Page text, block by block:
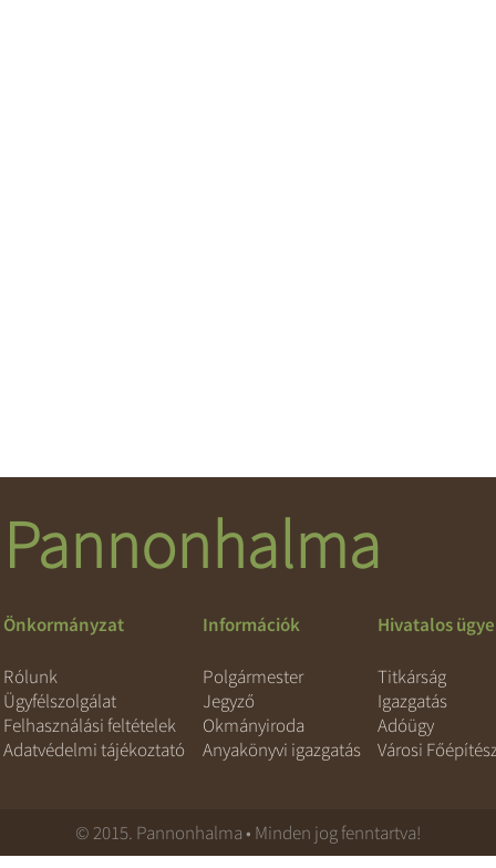
Pannonhalma
Önkormányzat
Rólunk
Ügyfélszolgálat
Felhasználási feltételek
Adatvédelmi tájékoztató
Információk
Polgármester
Jegyző
Okmányiroda
Anyakönyvi igazgatás
Hivatalos
Titkárság
Igazgatás
Adóügy
Városi
© 2015. Pannonhalma • Minden jog fenntartva!